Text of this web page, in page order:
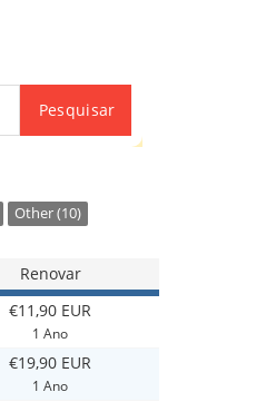
Pesquisar
Other (10)
Renovar
€11,90 EUR
1 Ano
€19,90 EUR
1 Ano